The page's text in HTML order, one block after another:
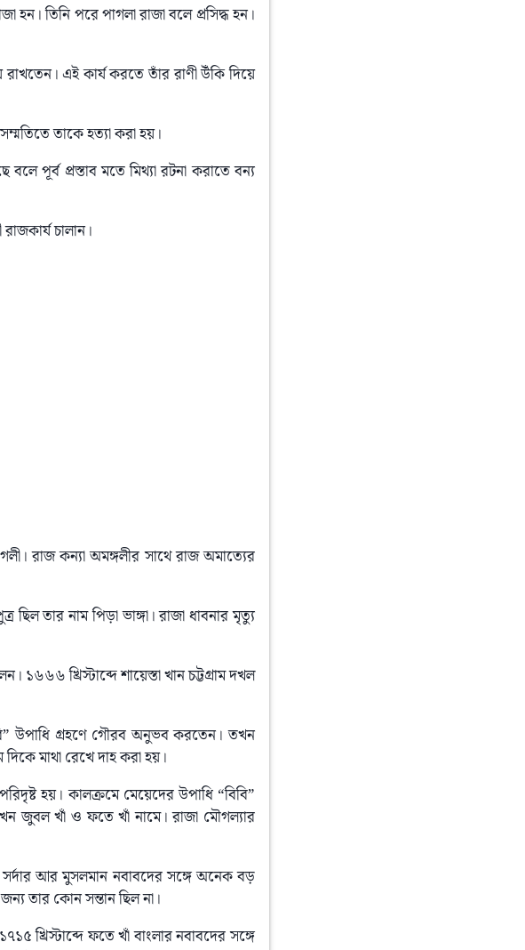
হন। তিনি পরে পাগলা রাজা বলে প্ৰসিদ্ধ হন।
এই কার্য করতে তাঁর রাণী উঁকি দিয়ে
তাকে হত্যা করা হয়।
পূর্ব প্ৰস্তাব মতে মিথ্যা রটনা করাতে বন্য
চালান।
রাজ কন্যা অমঙ্গলীর সাথে রাজ অমাত্যের
তার নাম পিড়া ভাঙ্গা। রাজা ধাবনার মৃত্যু
১৬৬৬ খ্রিস্টাব্দে শায়েস্তা খান চট্টগ্রাম দখল
উপাধি গ্রহণে গৌরব অনুভব করতেন। তখন
মাথা রেখে দাহ করা হয়।
হয়। কালক্রমে মেয়েদের উপাধি “বিবি”
জুবল খাঁ ও ফতে খাঁ নামে। রাজা মৌগল্যার
আর মুসলমান নবাবদের সঙ্গে অনেক বড়
তার কোন সন্তান ছিল না।
খ্রিস্টাব্দে ফতে খাঁ বাংলার নবাবদের সঙ্গে